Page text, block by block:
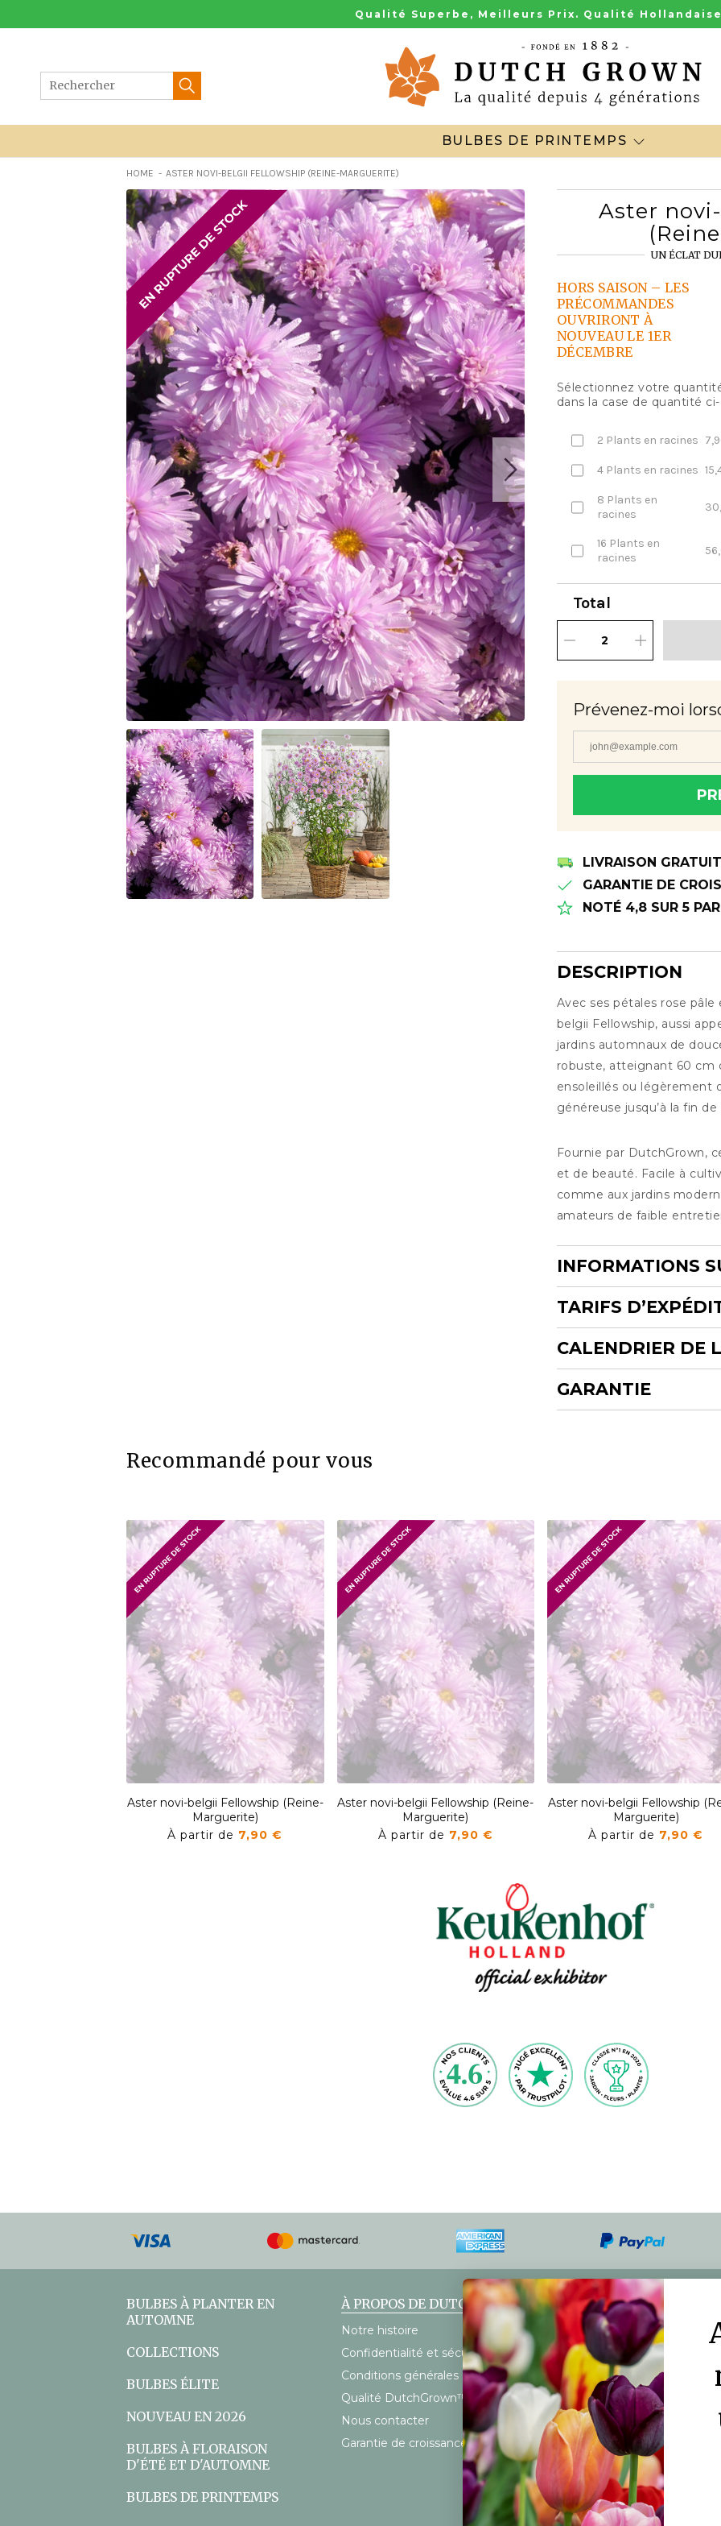
au
Qualité Superbe, Meilleurs Prix. Qualité
BULBES DE PRINTEMPS
HOME ASTER NOVI-BELGII FELLOWSHIP (REINE-MARGUERITE)
Aster
UN ÉCLAT
HORS SAISON – LES
PRÉCOMMANDES
OUVRIRONT À
NOUVEAU LE 1ER
DÉCEMBRE
Sélectionnez votre
dans la case de quantité
2 Plants en racines
4 Plants en racines
8 Plants en
racines
16 Plants en
racines
Total
Prévenez-moi
LIVRAISON
GARANTIE DE
NOTÉ 4,8 SUR 5
DESCRIPTION
Description
Avec ses pétales rose
belgii Fellowship, aussi
jardins automnaux de
robuste, atteignant 60 cm
ensoleillés ou légèrement
généreuse jusqu’à la fin de
Fournie par DutchGrown,
et de beauté. Facile à
comme aux jardins
amateurs de faible
INFORMATIONS
TARIFS
CALENDRIER DE
GARANTIE
Recommandé pour vous
Aster novi-belgii Fellowship (Reine-
Marguerite)
À partir de 7,90 €
Aster novi-belgii Fellowship (Reine-
Marguerite)
À partir de 7,90 €
Aster novi-belgii Fellowship
Marguerite)
À partir de 7,90 €
paiement
BULBES À PLANTER EN
AUTOMNE
COLLECTIONS
BULBES ÉLITE
NOUVEAU EN 2026
BULBES À FLORAISON
D'ÉTÉ ET D'AUTOMNE
BULBES DE PRINTEMPS
À PROPOS DE DUTCHGROWN
Notre histoire
Confidentialité et sécurité
Conditions générales
Qualité DutchGrown™
Nous contacter
Garantie de croissance à 100%
SERVICE À LA CLIENTÈLE
FAQ
Mon compte
Calendrier d’expédition
Frais d’expédition